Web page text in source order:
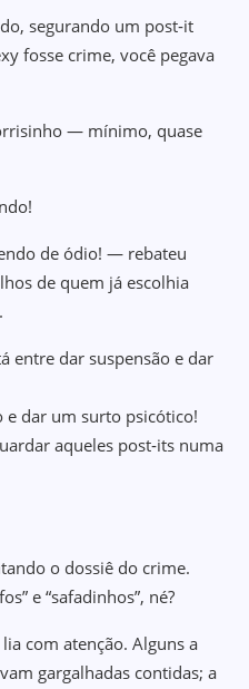
segurando um post‑it
fosse crime, você pegava
— mínimo, quase
de ódio! — rebateu
de quem já escolhia
entre dar suspensão e dar
dar um surto psicótico!
aqueles post‑its numa
o dossiê do crime.
e “safadinhos”, né?
com atenção. Alguns a
gargalhadas contidas; a